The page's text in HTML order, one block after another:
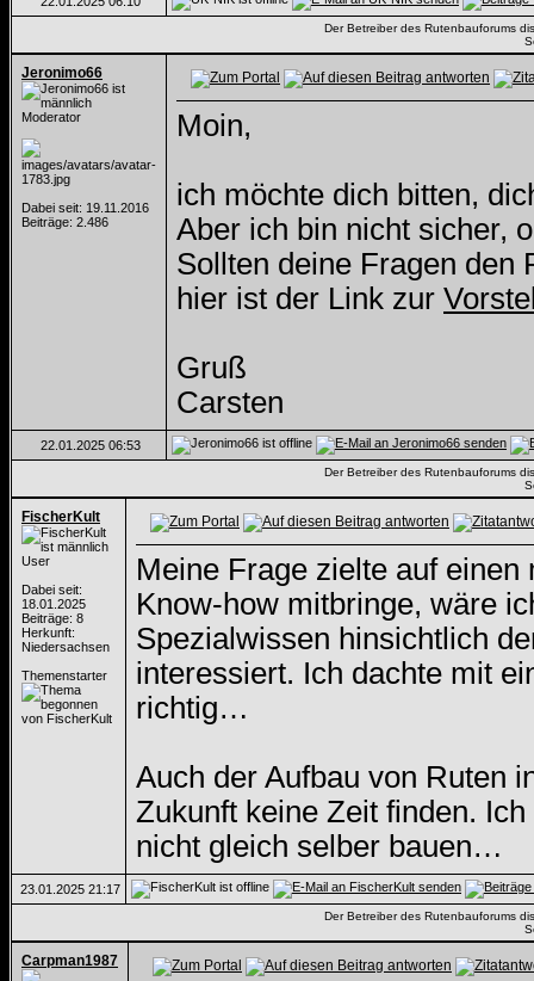
Der Betreiber des Rutenbauforums
Jeronimo66
Moderator
Dabei seit: 19.11.2016
Beiträge: 2.486
Moin,
ich möchte dich bitten,
Aber ich bin nicht sicher,
Sollten deine Fragen den
hier ist der Link zur
Gruß
Carsten
22.01.2025 06:53
Der Betreiber des Rutenbauforums
FischerKult
User
Dabei seit:
18.01.2025
Beiträge: 8
Herkunft:
Niedersachsen
Themenstarter
Meine Frage zielte auf
Know-how mitbringe, wäre
Spezialwissen hinsichtlich
interessiert. Ich dachte mit
richtig…
Auch der Aufbau von Ruten
Zukunft keine Zeit finden.
nicht gleich selber bauen…
23.01.2025 21:17
Der Betreiber des Rutenbauforums
Carpman1987